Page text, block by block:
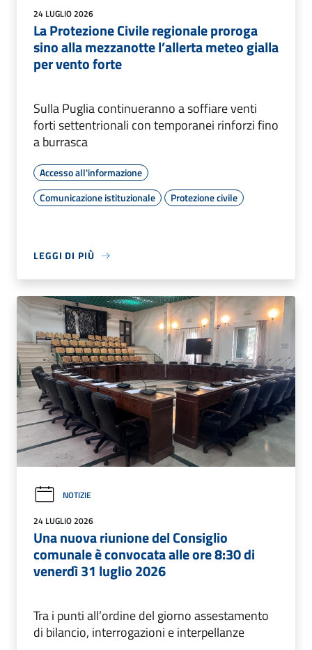
24 LUGLIO 2026
La Protezione Civile regionale proroga
sino alla mezzanotte l’allerta meteo gialla
per vento forte
Sulla Puglia continueranno a soffiare venti
forti settentrionali con temporanei rinforzi fino
a burrasca
Accesso all'informazione
Comunicazione istituzionale
Protezione civile
LEGGI DI PIÙ
NOTIZIE
24 LUGLIO 2026
Una nuova riunione del Consiglio
comunale è convocata alle ore 8:30 di
venerdì 31 luglio 2026
Tra i punti all’ordine del giorno assestamento
di bilancio, interrogazioni e interpellanze